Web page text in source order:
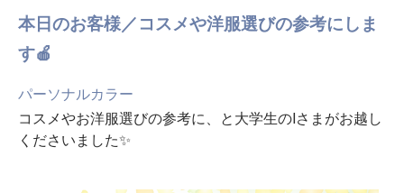
本日のお客様／コスメや洋服選びの参考にしま
す🍎
パーソナルカラー
コスメやお洋服選びの参考に、と大学生のIさまがお越し
くださいました✨